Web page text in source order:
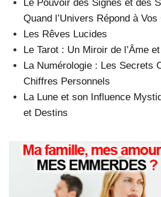
Le Pouvoir des Signes et des
Quand l’Univers Répond à
Les Rêves Lucides
Le Tarot : Un Miroir de l’Âme
La Numérologie : Les Secrets
Chiffres Personnels
La Lune et son Influence
et Destins